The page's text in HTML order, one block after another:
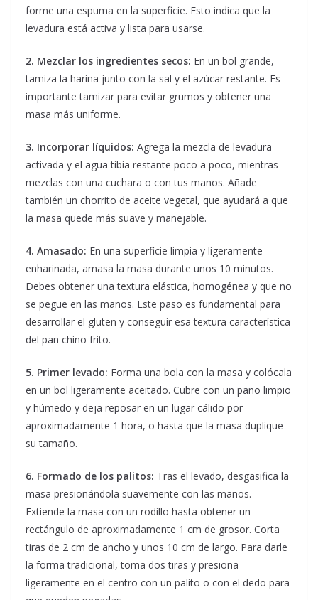
forme una espuma en la superficie. Esto indica que la
levadura está activa y lista para usarse.
2. Mezclar los ingredientes secos: En un bol grande,
tamiza la harina junto con la sal y el azúcar restante. Es
importante tamizar para evitar grumos y obtener una
masa más uniforme.
3. Incorporar líquidos: Agrega la mezcla de levadura
activada y el agua tibia restante poco a poco, mientras
mezclas con una cuchara o con tus manos. Añade
también un chorrito de aceite vegetal, que ayudará a que
la masa quede más suave y manejable.
4. Amasado: En una superficie limpia y ligeramente
enharinada, amasa la masa durante unos 10 minutos.
Debes obtener una textura elástica, homogénea y que no
se pegue en las manos. Este paso es fundamental para
desarrollar el gluten y conseguir esa textura característica
del pan chino frito.
5. Primer levado: Forma una bola con la masa y colócala
en un bol ligeramente aceitado. Cubre con un paño limpio
y húmedo y deja reposar en un lugar cálido por
aproximadamente 1 hora, o hasta que la masa duplique
su tamaño.
6. Formado de los palitos: Tras el levado, desgasifica la
masa presionándola suavemente con las manos.
Extiende la masa con un rodillo hasta obtener un
rectángulo de aproximadamente 1 cm de grosor. Corta
tiras de 2 cm de ancho y unos 10 cm de largo. Para darle
la forma tradicional, toma dos tiras y presiona
ligeramente en el centro con un palito o con el dedo para